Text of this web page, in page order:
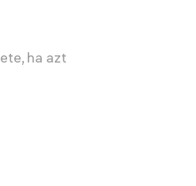
ha azt